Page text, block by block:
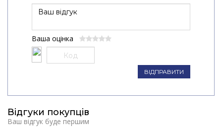
Ваша оцінка
ВІДПРАВИТИ
Відгуки покупців
Ваш відгук буде першим